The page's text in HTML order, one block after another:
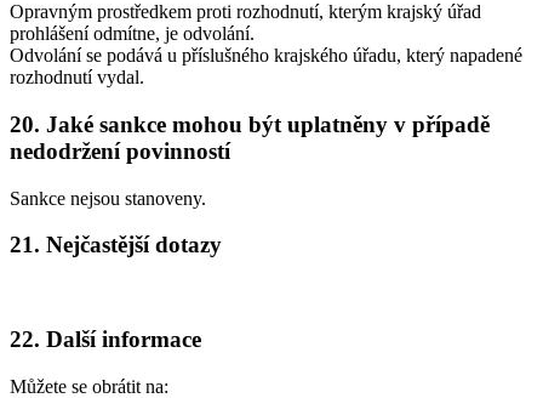
Opravným prostředkem proti rozhodnutí, kterým krajský úřad
prohlášení odmítne, je odvolání.
Odvolání se podává u příslušného krajského úřadu, který napadené
rozhodnutí vydal.
20. Jaké sankce mohou být uplatněny v případě
nedodržení povinností
Sankce nejsou stanoveny.
21. Nejčastější dotazy
22. Další informace
Můžete se obrátit na: